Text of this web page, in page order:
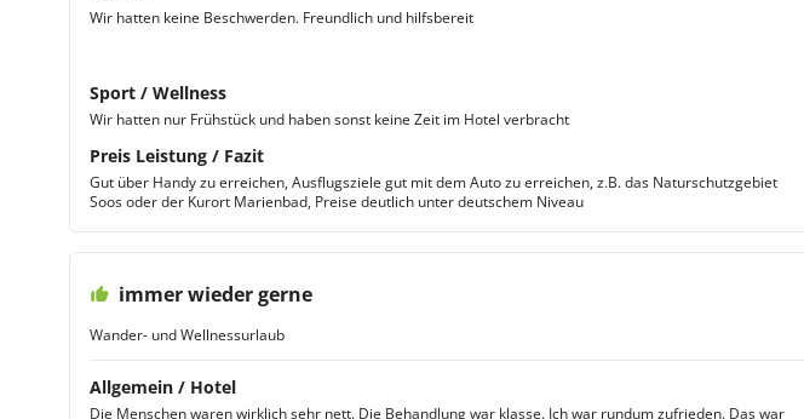
Wir hatten keine Beschwerden. Freundlich und hilfsbereit
Sport / Wellness
Wir hatten nur Frühstück und haben sonst keine Zeit im Hotel verbracht
Preis Leistung / Fazit
Gut über Handy zu erreichen, Ausflugsziele gut mit dem Auto zu erreichen, z.B. das Naturschutzgebiet
Soos oder der Kurort Marienbad, Preise deutlich unter deutschem Niveau
immer wieder gerne
Wander- und Wellnessurlaub
Allgemein / Hotel
Die Menschen waren wirklich sehr nett. Die Behandlung war klasse. Ich war rundum zufrieden. Das war